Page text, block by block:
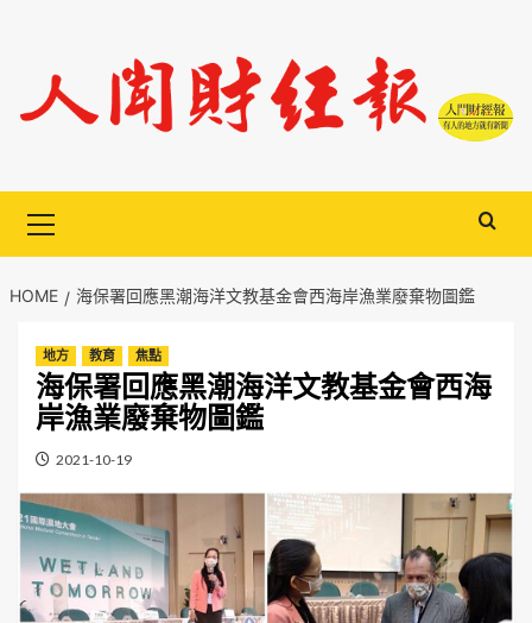
content
Menu
HOME 海保署回應黑潮海洋文教基金會西海岸漁業廢棄物圖鑑
地方 教育 焦點
海保署回應黑潮海洋文教基金會西海
岸漁業廢棄物圖鑑
2021-10-19